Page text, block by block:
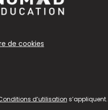
de cookies
d’utilisation s’appliquent.